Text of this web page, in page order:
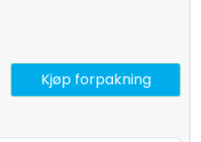
Kjøp forpakning